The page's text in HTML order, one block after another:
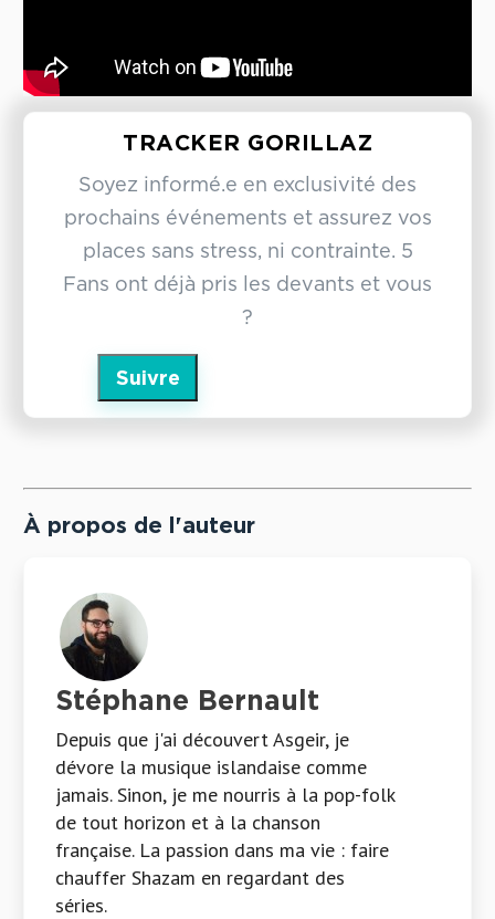
TRACKER GORILLAZ
Soyez informé.e en exclusivité des
prochains événements et assurez vos
places sans stress, ni contrainte. 5
Fans ont déjà pris les devants et vous
?
Suivre
À propos de l'auteur
Stéphane Bernault
Depuis que j'ai découvert Asgeir, je
dévore la musique islandaise comme
jamais. Sinon, je me nourris à la pop-folk
de tout horizon et à la chanson
française. La passion dans ma vie : faire
chauffer Shazam en regardant des
séries.